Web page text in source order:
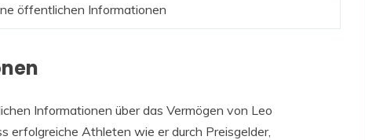
öffentlichen Informationen
Informationen über das Vermögen von Leo
erfolgreiche Athleten wie er durch Preisgelder,